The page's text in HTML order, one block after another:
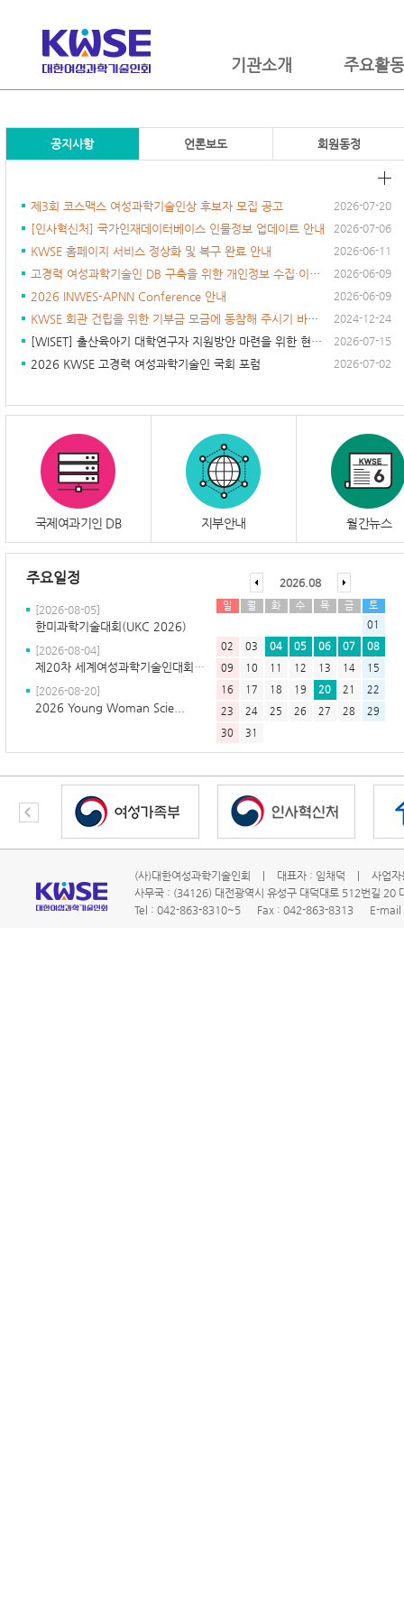
기관소개 주요활동
공지사항 언론보도 회원동정
제3회 코스맥스 여성과학기술인상 후보자 모집 공고 2026-07-20
[인사혁신처] 국가인재데이터베이스 인물정보 업데이트 안내 2026-07-06
KWSE 홈페이지 서비스 정상화 및 복구 완료 안내 2026-06-11
고경력 여성과학기술인 DB 구축을 위한 개인정보 수집·이용 및 제3자 제공 동의... 2026-06-09
2026 INWES-APNN Conference 안내 2026-06-09
KWSE 회관 건립을 위한 기부금 모금에 동참해 주시기 바랍니다. 2024-12-24
[WISET] 출산육아기 대학연구자 지원방안 마련을 위한 현황 조사 2026-07-15
2026 KWSE 고경력 여성과학기술인 국회 포럼 2026-07-02
국제여과기인 DB 지부안내 월간뉴스
주요일정
[2026-08-05]
한미과학기술대회(UKC 2026)
[2026-08-04]
제20차 세계여성과학기술인대회 (ICW...
[2026-08-20]
2026 Young Woman Scie...
2026.08
일 월 화 수 목 금
토
01
02
03 04 05 06 07
08
09
10 11 12 13 14
15
16
17 18 19 20 21
22
23
24 25 26 27 28
29
30
31
(사)대한여성과학기술인회 대표자 : 임채덕
사업
사무국 : (34126) 대전광역시 유성구 대덕대로 512번길 20
Tel : 042-863-8310~5
Fax : 042-863-8313 E-mail